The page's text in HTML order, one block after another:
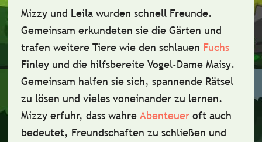
Mizzy und Leila wurden schnell Freunde.
Gemeinsam erkundeten sie die Gärten und
trafen weitere Tiere wie den schlauen Fuchs
Finleyund die hilfsbereite Vogel-Dame Maisy.
Gemeinsam halfen sie sich, spannende Rätsel
zu lösen und vieles voneinander zu lernen.
Mizzy erfuhr, dass wahre Abenteueroft auch
bedeutet, Freundschaften zu schließen und